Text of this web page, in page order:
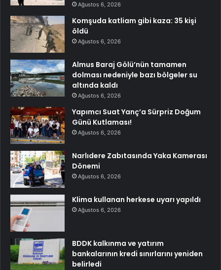
Ağustos 6, 2026
Komşuda katliam gibi kaza: 35 kişi
öldü
Ağustos 6, 2026
Almus Baraj Gölü’nün tamamen
dolması nedeniyle bazı bölgeler su
altında kaldı
Ağustos 6, 2026
Yapımcı Suat Yanç’a Sürpriz Doğum
Günü Kutlaması!
Ağustos 6, 2026
Narlıdere Zabıtasında Yaka Kamerası
Dönemi
Ağustos 6, 2026
Klima kullanan herkese uyarı yapıldı
Ağustos 6, 2026
BDDK kalkınma ve yatırım
bankalarının kredi sınırlarını yeniden
belirledi